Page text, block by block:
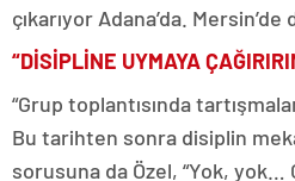
çıkarıyor Adana’da. Mersin’de
“DİSİPLİNE UYMAYA
“Grup toplantısında
Bu tarihten sonra disiplin
sorusuna da Özel, “Yok, yok…